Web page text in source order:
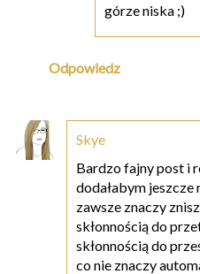
górze niska ;)
Odpowiedz
Skye
Bardzo fajny post i
dodałabym jeszcze
zawsze znaczy
skłonnością do
skłonnością do
co nie znaczy